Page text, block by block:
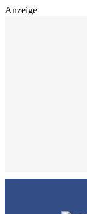
Anzeige